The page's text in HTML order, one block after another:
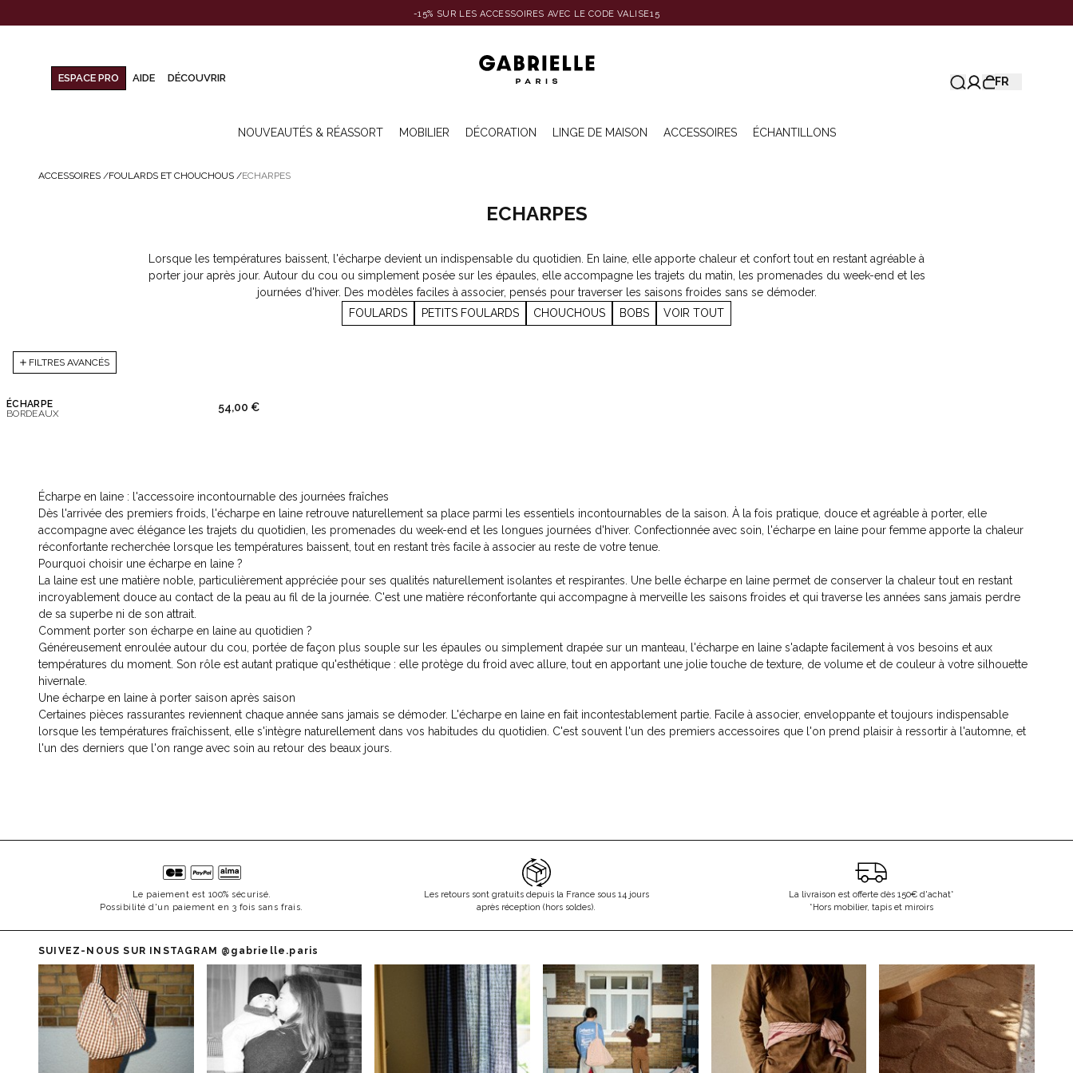
-15% SUR LES ACCESSOIRES AVEC LE CODE VALISE15
ESPACE PRO AIDE DÉCOUVRIR FR
NOUVEAUTÉS & RÉASSORT MOBILIER DÉCORATION LINGE DE MAISON ACCESSOIRES ÉCHANTILLONS
ACCESSOIRES /FOULARDS ET CHOUCHOUS /ECHARPES
ECHARPES
Lorsque les températures baissent, l'écharpe devient un indispensable du quotidien. En laine, elle apporte chaleur et confort tout en restant agréable à
porter jour après jour. Autour du cou ou simplement posée sur les épaules, elle accompagne les trajets du matin, les promenades du week-end et les
journées d'hiver. Des modèles faciles à associer, pensés pour traverser les saisons froides sans se démoder.
FOULARDS
PETITS FOULARDS CHOUCHOUS BOBS VOIR TOUT
FILTRES AVANCÉS
ÉCHARPE
BORDEAUX
54,00 €
Écharpe en laine : l'accessoire incontournable des journées fraîches
Dès l'arrivée des premiers froids, l'écharpe en laine retrouve naturellement sa place parmi les essentiels incontournables de la saison. À la fois pratique, douce et agréable à porter, elle
accompagne avec élégance les trajets du quotidien, les promenades du week-end et les longues journées d'hiver. Confectionnée avec soin, l'écharpe en laine pour femme apporte la chaleur
réconfortante recherchée lorsque les températures baissent, tout en restant très facile à associer au reste de votre tenue.
Pourquoi choisir une écharpe en laine ?
La laine est une matière noble, particulièrement appréciée pour ses qualités naturellement isolantes et respirantes. Une belle écharpe en laine permet de conserver la chaleur tout en restant
incroyablement douce au contact de la peau au fil de la journée. C'est une matière réconfortante qui accompagne à merveille les saisons froides et qui traverse les années sans jamais perdre
de sa superbe ni de son attrait.
Comment porter son écharpe en laine au quotidien ?
Généreusement enroulée autour du cou, portée de façon plus souple sur les épaules ou simplement drapée sur un manteau, l'écharpe en laine s'adapte facilement à vos besoins et aux
températures du moment. Son rôle est autant pratique qu'esthétique : elle protège du froid avec allure, tout en apportant une jolie touche de texture, de volume et de couleur à votre silhouette
hivernale.
Une écharpe en laine à porter saison après saison
Certaines pièces rassurantes reviennent chaque année sans jamais se démoder. L'écharpe en laine en fait incontestablement partie. Facile à associer, enveloppante et toujours indispensable
lorsque les températures fraîchissent, elle s'intègre naturellement dans vos habitudes du quotidien. C'est souvent l'un des premiers accessoires que l'on prend plaisir à ressortir à l'automne, et
l'un des derniers que l'on range avec soin au retour des beaux jours.
Le paiement est 100% sécurisé.
Possibilité d'un paiement en 3 fois sans frais.
Les retours sont gratuits depuis la France sous 14 jours
après réception (hors soldes).
La livraison est offerte dès 150€ d'achat*
*Hors mobilier, tapis et miroirs
SUIVEZ-NOUS SUR INSTAGRAM @gabrielle.paris